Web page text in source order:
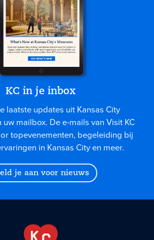
KC in je inbox
laatste updates uit Kansas City
mailbox. De e-mails van Visit KC
topevenementen, begeleiding bij
in Kansas City en meer.
je aan voor nieuws